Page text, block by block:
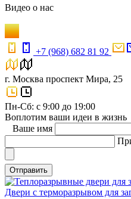
Видео о нас
+7 (968) 682 81 92
г. Москва проспект Мира, 25
Пн-Сб: с 9:00 до 19:00
Воплотим ваши идеи в жизнь
Ваше имя
Отправить
Двери с терморазрывом для